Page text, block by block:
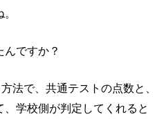
ですか？
法で、共通テストの点数と、
学校側が判定してくれると